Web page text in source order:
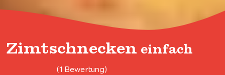
Zimtschnecken einfach
(1 Bewertung)